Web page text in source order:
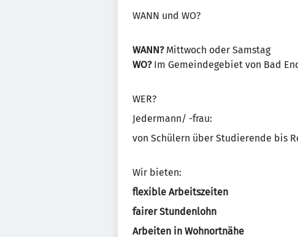
WANN und WO?
WANN?Mittwoch oder Samstag
WO?Im Gemeindegebiet von Bad
WER?
Jedermann/ -frau:
von Schülern über Studierende bis
Wir bieten:
flexible Arbeitszeiten
fairer Stundenlohn
Arbeiten in Wohnortnähe